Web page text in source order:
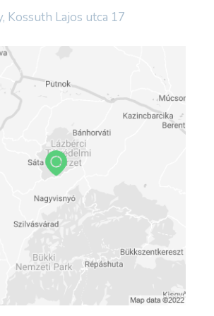
felszerelt 2 hűtőszekrény,
olyan felszerelés, ami szükséges
elkészítéséhez. A nappaliban a
mennyezet gondoskodik a vidéki
szórakozásról nagyképernyős tv,
kihúzható kanapé és 8
étkezőgarnitúra szolgálja a
juthatunk 70nm² fedett teraszra.
faszenes grill, kemence,
függőfotel, italhűtő,
bútorok várják a pihenni vágyó
A vendégházhoz tartozik egy
kerített 1700nm²-es kert,
körbe zárva. A kerben
segítségével lehet
Kossuth Lajos utca 17